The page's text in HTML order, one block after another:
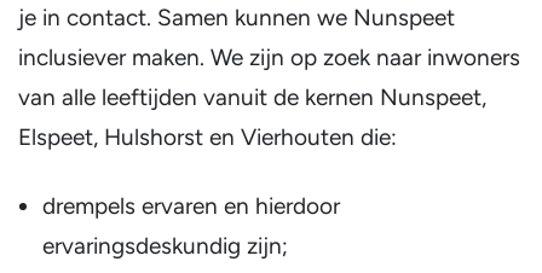
je in contact. Samen kunnen we Nunspeet
inclusiever maken. We zijn op zoek naar inwoners
van alle leeftijden vanuit de kernen Nunspeet,
Elspeet, Hulshorst en Vierhouten die:
drempels ervaren en hierdoor
ervaringsdeskundig zijn;